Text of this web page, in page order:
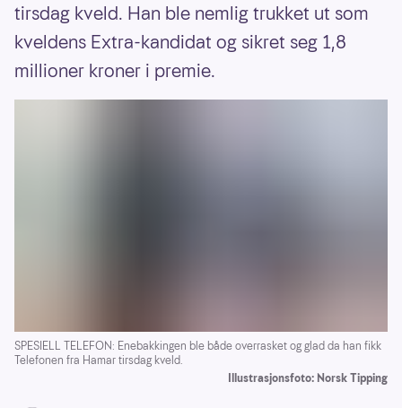
tirsdag kveld. Han ble nemlig trukket ut som
kveldens Extra-kandidat og sikret seg 1,8
millioner kroner i premie.
SPESIELL TELEFON: Enebakkingen ble både overrasket og glad da han fikk
Telefonen fra Hamar tirsdag kveld.
Illustrasjonsfoto: Norsk Tipping